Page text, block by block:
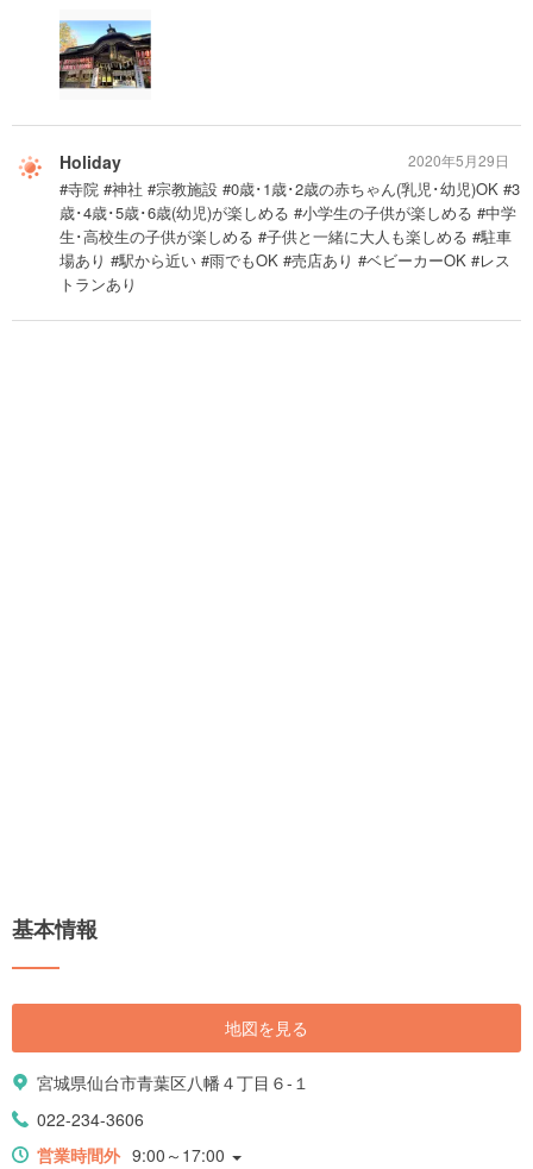
Holiday
#寺院 #神社 #宗教施設 #0歳･1歳･2歳の赤ちゃん(乳児･幼児)OK #3
歳･4歳･5歳･6歳(幼児)が楽しめる #小学生の子供が楽しめる #中学
生･高校生の子供が楽しめる #子供と一緒に大人も楽しめる #駐車
場あり #駅から近い #雨でもOK #売店あり #ベビーカーOK #レス
トランあり
2020年5月29日
基本情報
地図を見る
宮城県仙台市青葉区八幡４丁目６-１
022-234-3606
営業時間外 9:00～17:00